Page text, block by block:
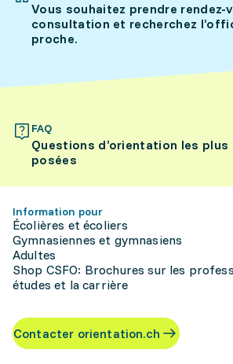
Vous souhaitez prendre rendez-
consultation et recherchez
proche.
FAQ
Questions d’orientation les
posées
Information pour
Écolières et écoliers
Gymnasiennes et gymnasiens
Adultes
Shop CSFO: Brochures sur les
études et la carrière
Contacter orientation.ch